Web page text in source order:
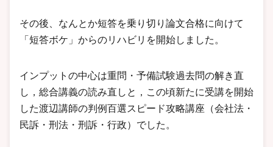
その後、なんとか短答を乗り切り論文合格に向けて
「短答ボケ」からのリハビリを開始しました。
インプットの中心は重問・予備試験過去問の解き直
し，総合講義の読み直しと，この頃新たに受講を開始
した渡辺講師の判例百選スピード攻略講座（会社法・
民訴・刑法・刑訴・行政）でした。